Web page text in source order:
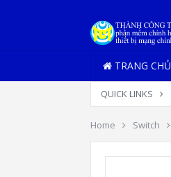
TRANG CHỦ
QUICK LINKS
Home Switch